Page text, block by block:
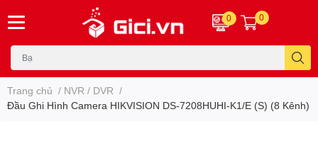
0 0
Trang chủ / NVR / DVR /
Đầu Ghi Hình Camera HIKVISION DS-7208HUHI-K1/E (S) (8 Kênh)